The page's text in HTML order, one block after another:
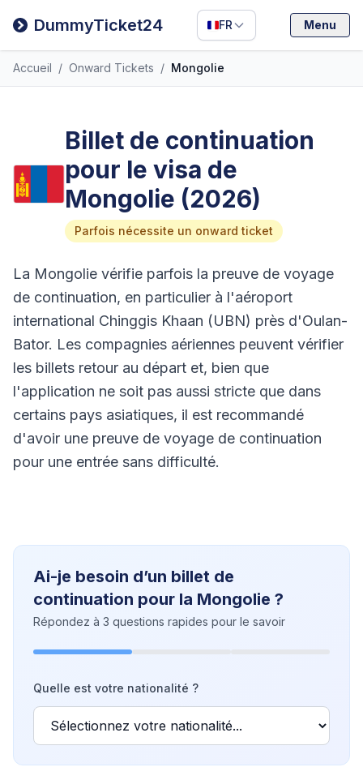
DummyTicket24 FR
Filipino
Deutsch
Menu
Accueil / Onward Tickets / Mongolie
Billet de continuation
pour le visa de
Mongolie (2026)
Parfois nécessite un onward ticket
La Mongolie vérifie parfois la preuve de voyage
de continuation, en particulier à l'aéroport
international Chinggis Khaan (UBN) près d'Oulan-
Bator. Les compagnies aériennes peuvent vérifier
les billets retour au départ et, bien que
l'application ne soit pas aussi stricte que dans
certains pays asiatiques, il est recommandé
d'avoir une preuve de voyage de continuation
pour une entrée sans difficulté.
Ai-je besoin d’un billet de
continuation pour la Mongolie ?
Répondez à 3 questions rapides pour le savoir
Quelle est votre nationalité ?